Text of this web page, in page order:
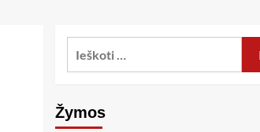
Žymos